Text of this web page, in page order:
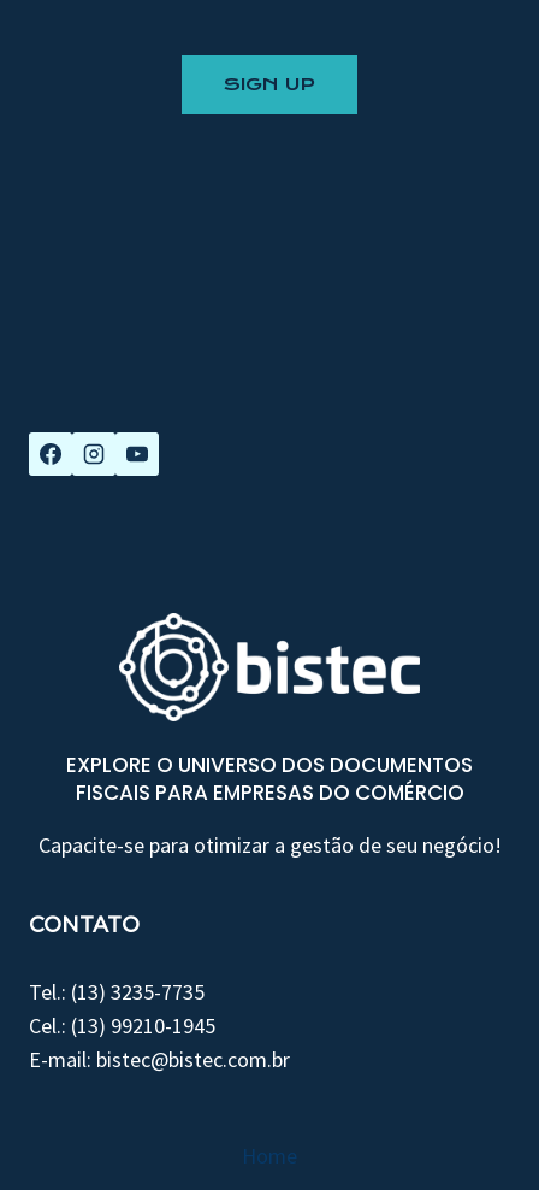
SIGN UP
EXPLORE O UNIVERSO DOS DOCUMENTOS
FISCAIS PARA EMPRESAS DO COMÉRCIO
Capacite-se para otimizar a gestão de seu negócio!
CONTATO
Tel.: (13) 3235-7735
Cel.: (13) 99210-1945
E-mail: bistec@bistec.com.br
Home